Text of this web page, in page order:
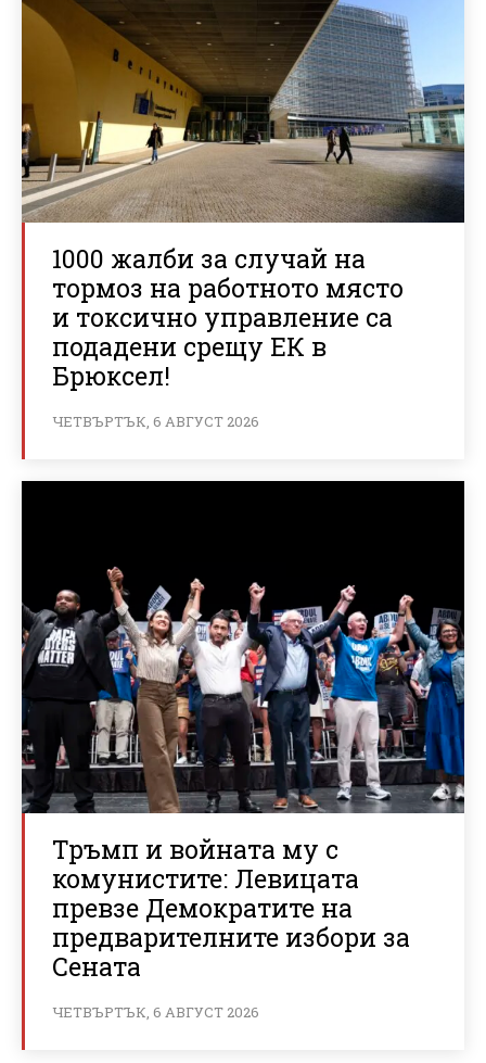
1000 жалби за случай на
тормоз на работното място
и токсично управление са
подадени срещу ЕК в
Брюксел!
ЧЕТВЪРТЪК, 6 АВГУСТ 2026
Тръмп и войната му с
комунистите: Левицата
превзе Демократите на
предварителните избори за
Сената
ЧЕТВЪРТЪК, 6 АВГУСТ 2026